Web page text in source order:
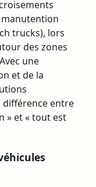
trucks), lors
des zones
une
et de la
différence entre
» et « tout est